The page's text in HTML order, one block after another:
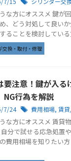
な方にオススメ 鍵が
、どう対処して良い
ることを検討してい
交換・取付・修理
要注意！鍵が入る
NG行為を解説
7/24 費用相場, 賃貸,
な方にオススメ 賃貸
分で試せる応急処置
費用相場を知りたい